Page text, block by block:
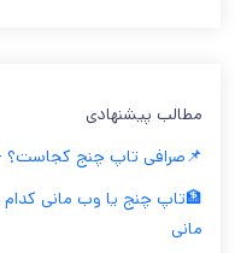
مطالب پیشنهادی
📌صرافی تاپ چنج کجاست؟
🏦تاپ چنج یا وب مانی
مانی